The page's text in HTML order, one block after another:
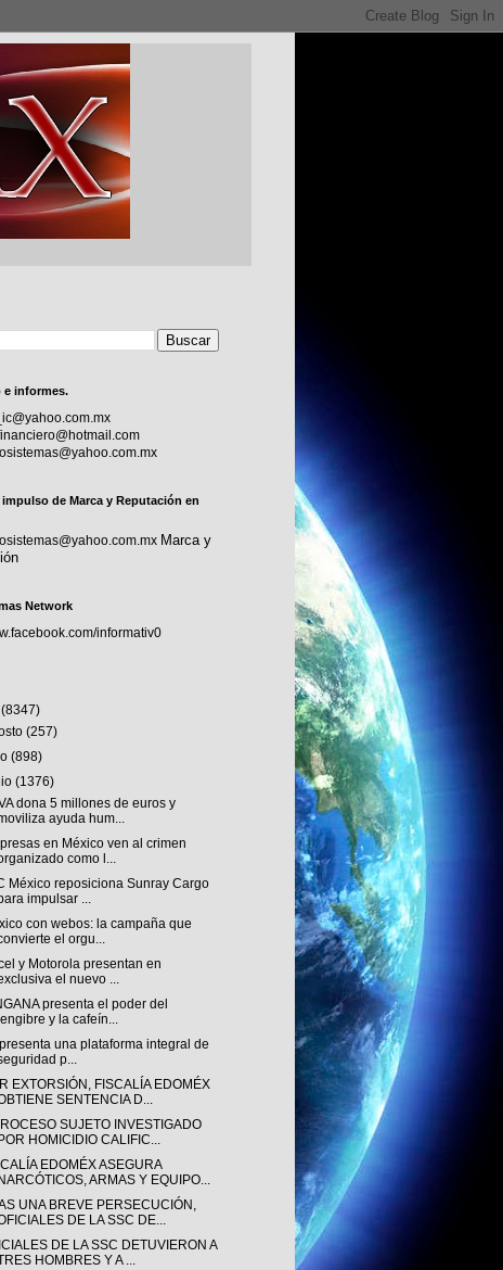
e informes.
impulso de Marca y Reputación en
Marca y
Network
informativ0
(8347)
(257)
(898)
(1376)
dona 5 millones de euros y
ayuda hum...
en México ven al crimen
como l...
México reposiciona Sunray Cargo
impulsar ...
con webos: la campaña que
el orgu...
y Motorola presentan en
el nuevo ...
presenta el poder del
y la cafeín...
una plataforma integral de
p...
EXTORSIÓN, FISCALÍA EDOMÉX
SENTENCIA D...
SUJETO INVESTIGADO
POR HOMICIDIO CALIFIC...
EDOMÉX ASEGURA
NARCÓTICOS, ARMAS Y EQUIPO...
UNA BREVE PERSECUCIÓN,
DE LA SSC DE...
DE LA SSC DETUVIERON A
HOMBRES Y A ...